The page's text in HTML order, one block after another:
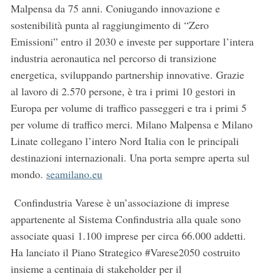
Malpensa da 75 anni. Coniugando innovazione e
sostenibilità punta al raggiungimento di “Zero
Emissioni” entro il 2030 e investe per supportare l’intera
industria aeronautica nel percorso di transizione
energetica, sviluppando partnership innovative. Grazie
al lavoro di 2.570 persone, è tra i primi 10 gestori in
Europa per volume di traffico passeggeri e tra i primi 5
per volume di traffico merci. Milano Malpensa e Milano
Linate collegano l’intero Nord Italia con le principali
destinazioni internazionali. Una porta sempre aperta sul
mondo. seamilano.eu
Confindustria Varese è un’associazione di imprese
appartenente al Sistema Confindustria alla quale sono
associate quasi 1.100 imprese per circa 66.000 addetti.
Ha lanciato il Piano Strategico #Varese2050 costruito
insieme a centinaia di stakeholder per il